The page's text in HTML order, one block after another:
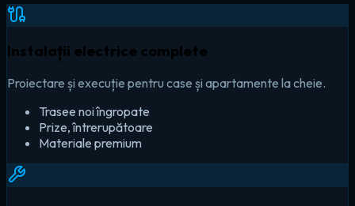
Instalații electrice complete
Proiectare și execuție pentru case și apartamente la cheie.
Trasee noi îngropate
Prize, întrerupătoare
Materiale premium